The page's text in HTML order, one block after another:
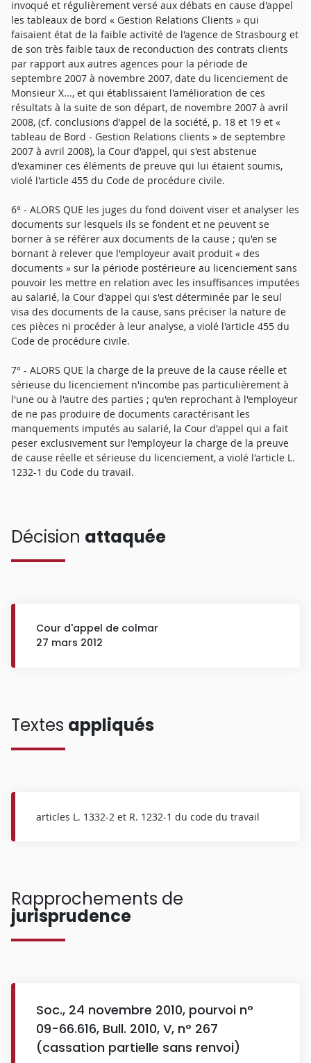
invoqué et régulièrement versé aux débats en cause d'appel
les tableaux de bord « Gestion Relations Clients » qui
faisaient état de la faible activité de l'agence de Strasbourg et
de son très faible taux de reconduction des contrats clients
par rapport aux autres agences pour la période de
septembre 2007 à novembre 2007, date du licenciement de
Monsieur X..., et qui établissaient l'amélioration de ces
résultats à la suite de son départ, de novembre 2007 à avril
2008, (cf. conclusions d'appel de la société, p. 18 et 19 et «
tableau de Bord - Gestion Relations clients » de septembre
2007 à avril 2008), la Cour d'appel, qui s'est abstenue
d'examiner ces éléments de preuve qui lui étaient soumis,
violé l'article 455 du Code de procédure civile.
6° - ALORS QUE les juges du fond doivent viser et analyser les
documents sur lesquels ils se fondent et ne peuvent se
borner à se référer aux documents de la cause ; qu'en se
bornant à relever que l'employeur avait produit « des
documents » sur la période postérieure au licenciement sans
pouvoir les mettre en relation avec les insuffisances imputées
au salarié, la Cour d'appel qui s'est déterminée par le seul
visa des documents de la cause, sans préciser la nature de
ces pièces ni procéder à leur analyse, a violé l'article 455 du
Code de procédure civile.
7° - ALORS QUE la charge de la preuve de la cause réelle et
sérieuse du licenciement n'incombe pas particulièrement à
l'une ou à l'autre des parties ; qu'en reprochant à l'employeur
de ne pas produire de documents caractérisant les
manquements imputés au salarié, la Cour d'appel qui a fait
peser exclusivement sur l'employeur la charge de la preuve
de cause réelle et sérieuse du licenciement, a violé l'article L.
1232-1 du Code du travail.
Décision attaquée
Cour d'appel de colmar
27 mars 2012
Textes appliqués
articles L. 1332-2 et R. 1232-1 du code du travail
Rapprochements de
jurisprudence
Soc., 24 novembre 2010, pourvoi n°
09-66.616, Bull. 2010, V, n° 267
(cassation partielle sans renvoi)